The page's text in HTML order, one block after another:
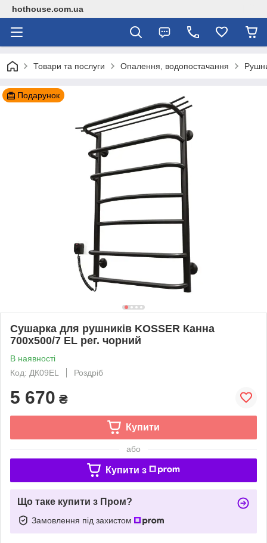
hothouse.com.ua
Товари та послуги Опалення, водопостачання
Подарунок
Сушарка для рушників KOSSER Канна
700х500/7 EL рег. чорний
В наявності
Код: ДК09EL
Роздріб
5 670 ₴
Купити
або
Купити з
Що таке купити з Пром?
Замовлення під захистом